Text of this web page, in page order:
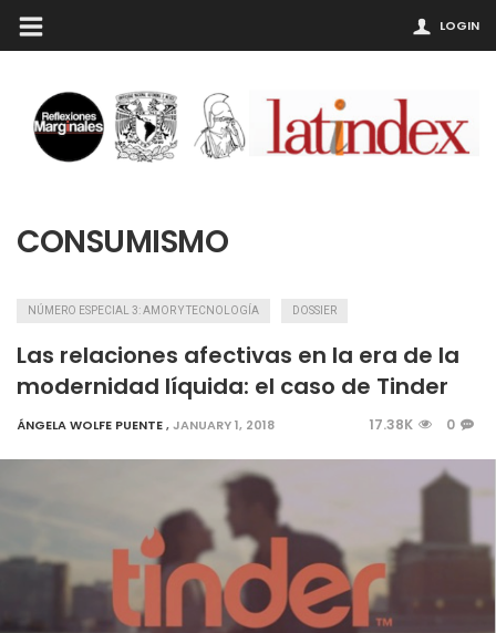
LOGIN
CONSUMISMO
NÚMERO ESPECIAL 3: AMOR Y TECNOLOGÍA DOSSIER
Las relaciones afectivas en la era de la
modernidad líquida: el caso de Tinder
ÁNGELA WOLFE PUENTE,JANUARY 1, 2018 17.38K 0